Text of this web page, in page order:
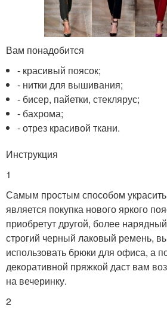
Вам понадобится
- красивый поясок;
- нитки для вышивания;
- бисер, пайетки, стеклярус;
- бахрома;
- отрез красивой ткани.
Инструкция
1
Самым простым способом
является покупка нового яркого
приобретут другой, более
строгий черный лаковый ремень,
использовать брюки для офиса, а
декоративной пряжкой даст вам
на вечеринку.
2